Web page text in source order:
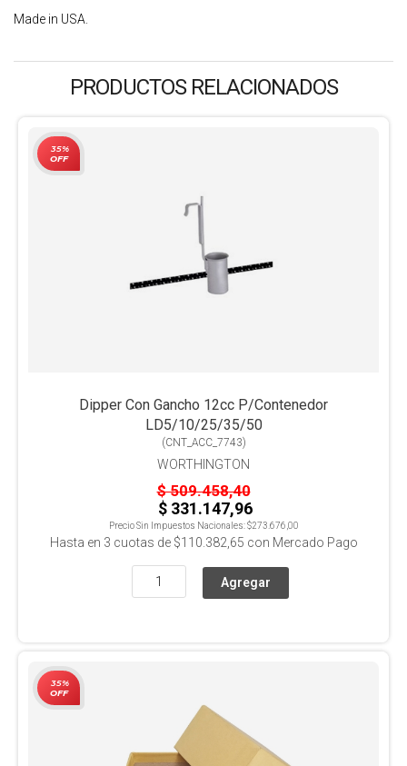
Made in USA.
PRODUCTOS RELACIONADOS
35%
OFF
Dipper Con Gancho 12cc P/Contenedor
LD5/10/25/35/50
(CNT_ACC_7743)
WORTHINGTON
$ 509.458,40
$ 331.147,96
Precio Sin Impuestos Nacionales:$273.676,00
Hasta en 3 cuotas de $110.382,65 con Mercado Pago
35%
OFF